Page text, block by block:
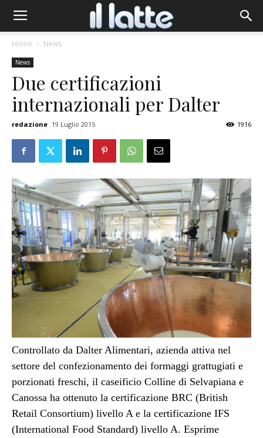
Home News
News
Due certificazioni
internazionali per Dalter
redazione 19 Luglio 2015 1916
Controllato da Dalter Alimentari, azienda attiva nel
settore del confezionamento dei formaggi grattugiati e
porzionati freschi, il caseificio Colline di Selvapiana e
Canossa ha ottenuto la certificazione BRC (British
Retail Consortium) livello A e la certificazione IFS
(International Food Standard) livello A. Esprime